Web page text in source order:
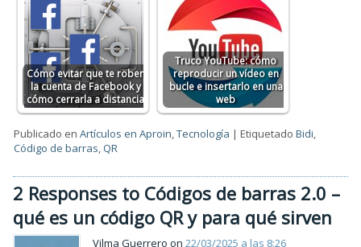
Cómo evitar que te roben
la cuenta de Facebook y
cómo cerrarla a distancia
Truco YouTube: cómo
reproducir un vídeo en
bucle e insertarlo en una
web
Publicado en Artículos en Aproin,Tecnología |Etiquetado Bidi,
Código de barras, QR
2 Responses to Códigos de barras 2.0 –
qué es un código QR y para qué sirven
Vilma Guerrero on22/03/2025 a las 8:26